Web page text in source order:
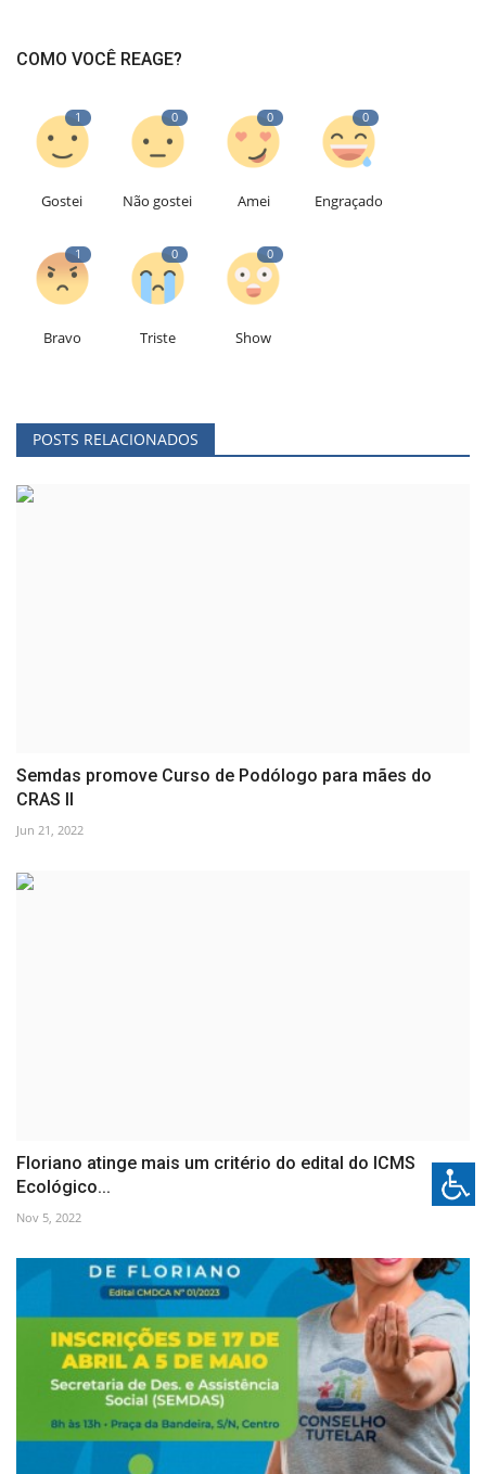
COMO VOCÊ REAGE?
1
Gostei
0
Não gostei
0
Amei
0
Engraçado
1
Bravo
0
Triste
0
Show
POSTS RELACIONADOS
Semdas promove Curso de Podólogo para mães do
CRAS II
Jun 21, 2022
Floriano atinge mais um critério do edital do ICMS
Ecológico...
Nov 5, 2022